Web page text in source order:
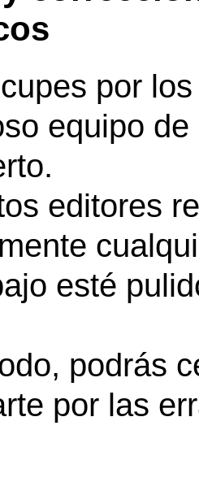
por
equipo
editores
esté
podrás
por las